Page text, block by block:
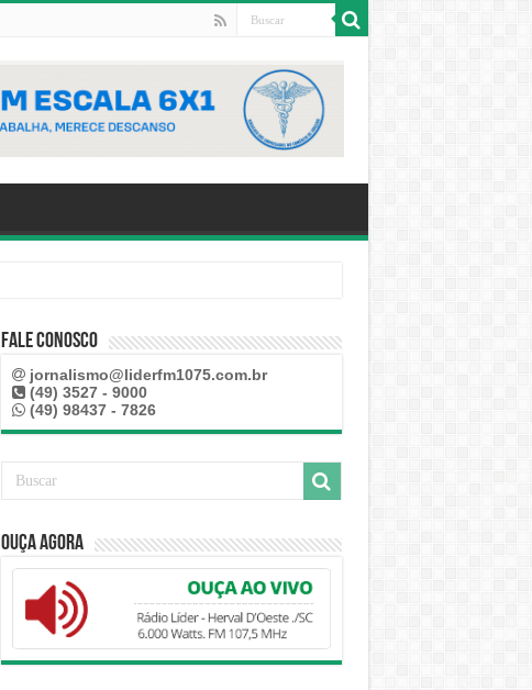
Fale Conosco
jornalismo@liderfm1075.com.br
(49) 3527 - 9000
(49) 98437 - 7826
Ouça Agora